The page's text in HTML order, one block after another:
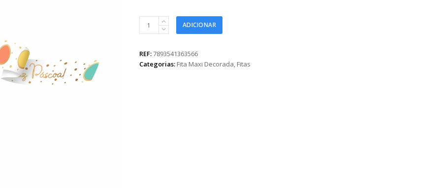
Candy
16mmx50m
ADICIONAR
REF:7893541363566
Categorias: Fita Maxi Decorada, Fitas